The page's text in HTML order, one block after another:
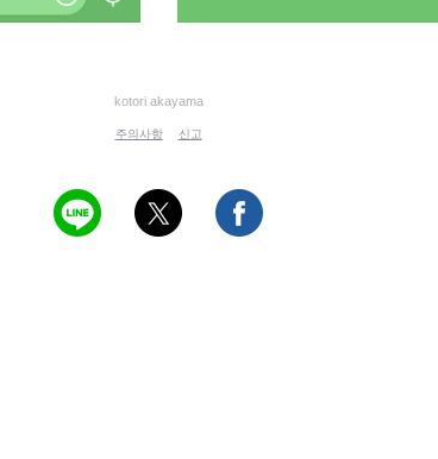
kotori akayama
주의사항 신고